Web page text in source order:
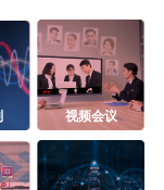
视频会议